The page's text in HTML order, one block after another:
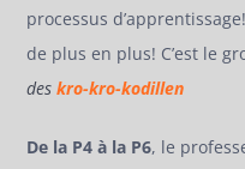
processus
de plus en plus! C’est le
des kro-kro-kodillen
De la P4 à la P6, le